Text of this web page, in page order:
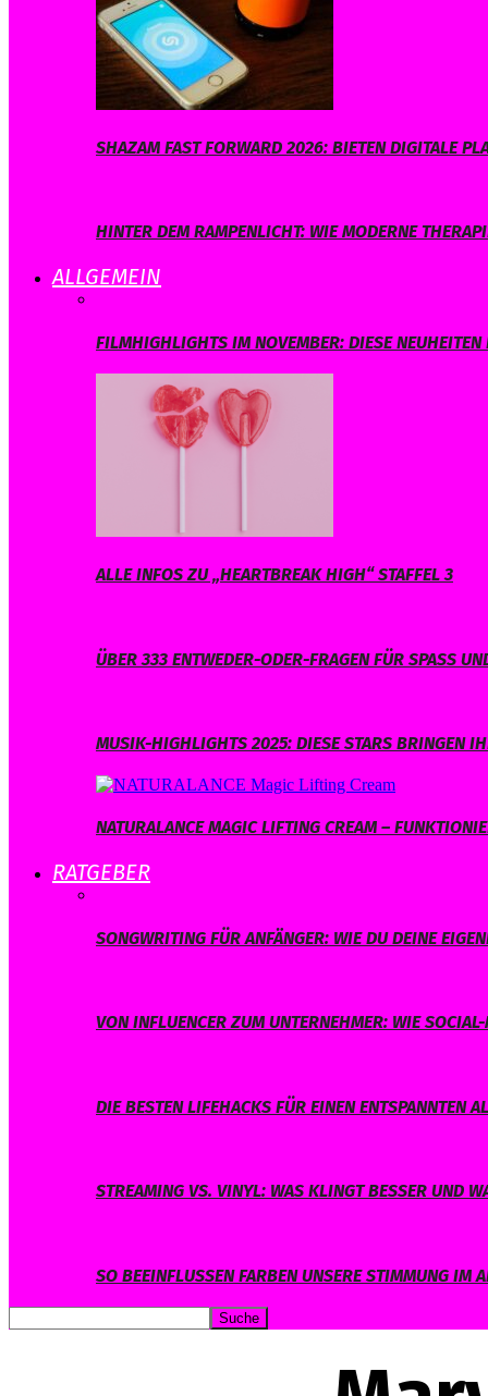
SHAZAM FAST FORWARD 2026: BIETEN DIGITALE
HINTER DEM RAMPENLICHT: WIE MODERNE
ALLGEMEIN
FILMHIGHLIGHTS IM NOVEMBER: DIESE
ALLE INFOS ZU „HEARTBREAK HIGH“ STAFFEL 3
ÜBER 333 ENTWEDER-ODER-FRAGEN FÜR SPASS
MUSIK-HIGHLIGHTS 2025: DIESE STARS BRINGEN
NATURALANCE MAGIC LIFTING CREAM –
RATGEBER
SONGWRITING FÜR ANFÄNGER: WIE DU DEINE
VON INFLUENCER ZUM UNTERNEHMER: WIE
DIE BESTEN LIFEHACKS FÜR EINEN ENTSPANNTEN
STREAMING VS. VINYL: WAS KLINGT BESSER UND
SO BEEINFLUSSEN FARBEN UNSERE STIMMUNG IM